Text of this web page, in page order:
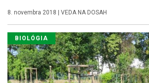
8. novembra 2018 VEDA NA DOSAH
BIOLÓGIA